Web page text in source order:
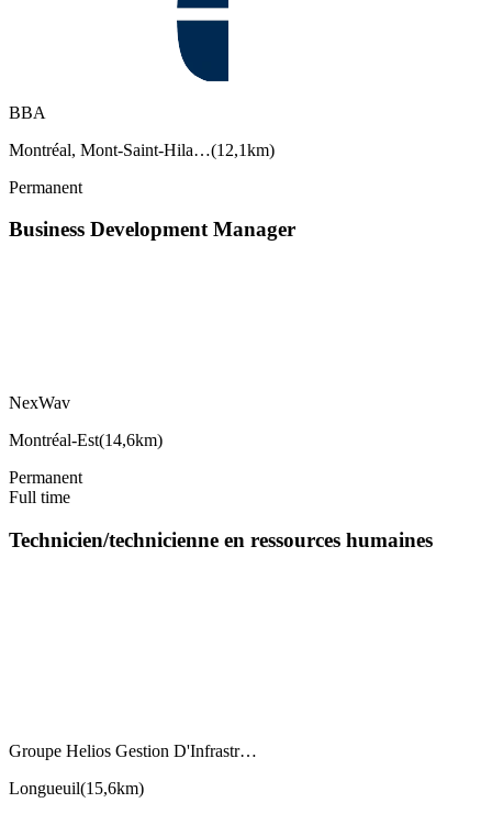
BBA
Montréal, Mont-Saint-Hila…(12,1km)
Permanent
Business Development Manager
NexWav
Montréal-Est(14,6km)
Permanent
Full time
Technicien/technicienne en ressources humaines
Groupe Helios Gestion D'Infrastr…
Longueuil(15,6km)